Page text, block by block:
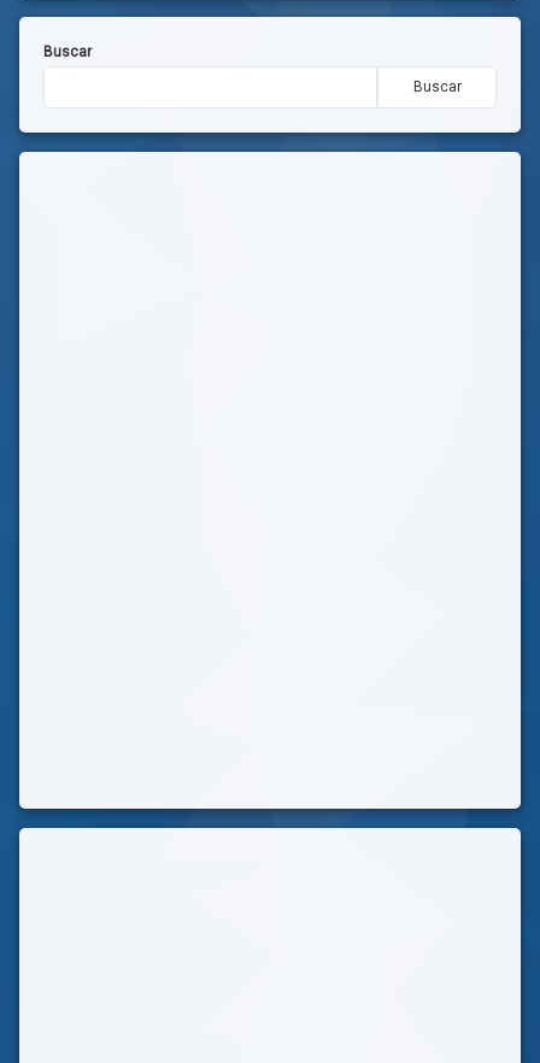
Buscar
Buscar